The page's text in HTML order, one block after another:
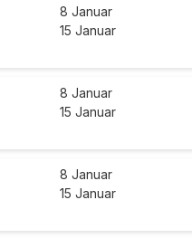
8 Januar
15 Januar
8 Januar
15 Januar
8 Januar
15 Januar